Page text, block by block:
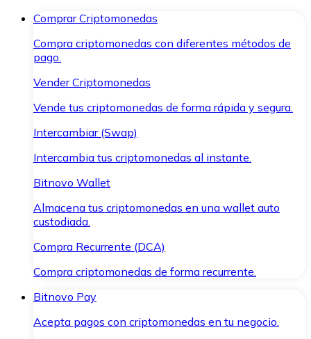
Comprar Criptomonedas
Compra criptomonedas con diferentes métodos de
pago.
Vender Criptomonedas
Vende tus criptomonedas de forma rápida y segura.
Intercambiar (Swap)
Intercambia tus criptomonedas al instante.
Bitnovo Wallet
Almacena tus criptomonedas en una wallet auto
custodiada.
Compra Recurrente (DCA)
Compra criptomonedas de forma recurrente.
Bitnovo Pay
Acepta pagos con criptomonedas en tu negocio.